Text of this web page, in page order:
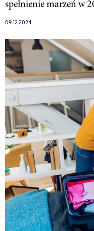
spełnienie marzeń w
09.12.2024